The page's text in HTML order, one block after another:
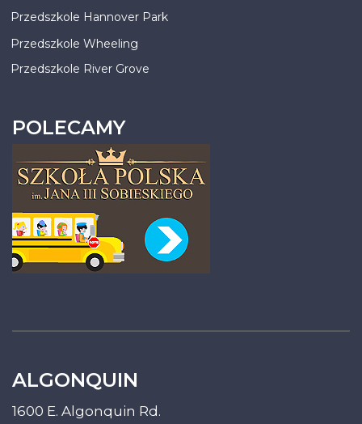
Przedszkole Hannover Park
Przedszkole Wheeling
Przedszkole River Grove
POLECAMY
ALGONQUIN
1600 E. Algonquin Rd.